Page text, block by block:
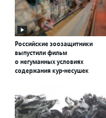
Российские зоозащитники
выпустили фильм
о негуманных условиях
содержания кур-несушек